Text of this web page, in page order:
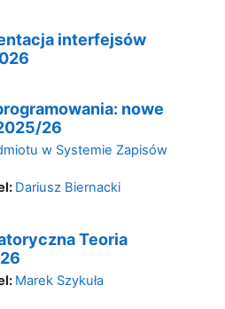
interfejsów
nowe
26
w Systemie Zapisów
Dariusz Biernacki
Teoria
Marek Szykuła